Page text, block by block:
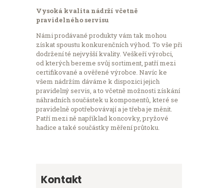
Vysoká kvalita nádrží včetně
pravidelného servisu
Námi prodávané produkty vám tak mohou
získat spoustu konkurenčních výhod. To vše při
dodržení té nejvyšší kvality. Veškeří výrobci,
od kterých bereme svůj sortiment, patří mezi
certifikované a ověřené výrobce. Navíc ke
všem nádržím dáváme k dispozici jejich
pravidelný servis, a to včetně možnosti získání
náhradních součástek u komponentů, které se
pravidelně opotřebovávají a je třeba je měnit.
Patří mezi ně například koncovky, pryžové
hadice a také součástky měření průtoku.
Kontakt